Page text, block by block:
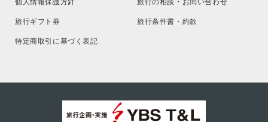
個人情報保護方針 旅行の相談・お問い合わせ
旅行ギフト券 旅行条件書・約款
特定商取引に基づく表記